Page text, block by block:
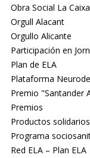
Obra Social La Caixa
Orgull Alacant
Orgullo Alicante
Participación en
Plan de ELA
Plataforma
Premio "Santander
Premios
Productos solidarios
Programa
Red ELA – Plan ELA